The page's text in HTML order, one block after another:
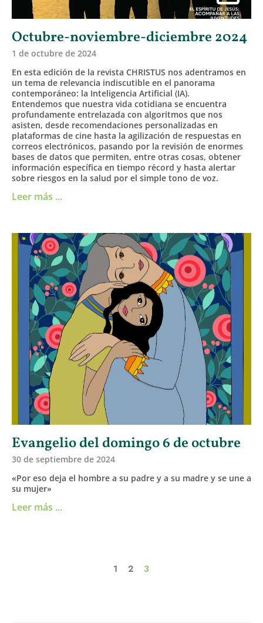
Octubre-noviembre-diciembre 2024
1 de octubre de 2024
En esta edición de la revista CHRISTUS nos adentramos en
un tema de relevancia indiscutible en el panorama
contemporáneo: la Inteligencia Artificial (IA).
Entendemos que nuestra vida cotidiana se encuentra
profundamente entrelazada con algoritmos que nos
asisten, desde recomendaciones personalizadas en
plataformas de cine hasta la agilización de respuestas en
correos electrónicos, pasando por la revisión de enormes
bases de datos que permiten, entre otras cosas, obtener
información específica en tiempo récord y hasta alertar
sobre riesgos en la salud por el simple tono de voz.
Leer más ...
Evangelio del domingo 6 de octubre
30 de septiembre de 2024
«Por eso deja el hombre a su padre y a su madre y se une a
su mujer»
Leer más ...
1 2 3